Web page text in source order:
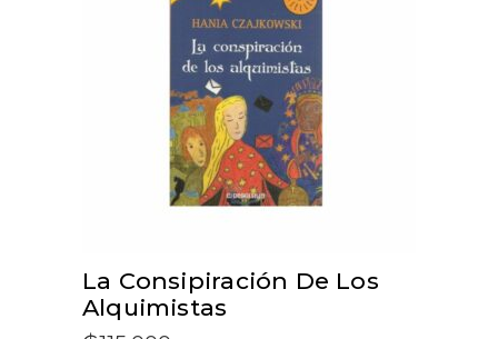
ADD TO CART
La Consipiración De Los
Alquimistas